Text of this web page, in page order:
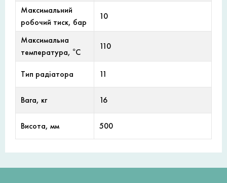
Максимальний
робочий тиск, бар
10
Максимальна
температура, °С
110
Тип радіатора 11
Вага, кг 16
Висота, мм 500